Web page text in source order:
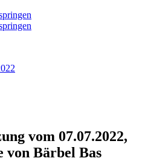
vom 07.07.2022,
von Bärbel Bas